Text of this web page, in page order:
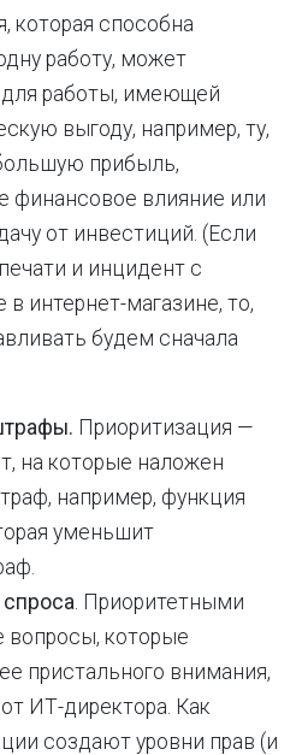
которая способна
работу, может
для работы, имеющей
выгоду, например, ту,
прибыль,
финансовое влияние или
от инвестиций. (Если
и инцидент с
интернет-магазине, то,
будем сначала
Приоритизация —
на которые наложен
например, функция
уменьшит
спроса. Приоритетными
вопросы, которые
пристального внимания,
ИТ-директора. Как
создают уровни прав (и